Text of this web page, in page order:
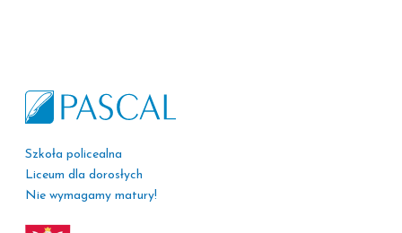
Szkoła policealna
Liceum dla dorosłych
Nie wymagamy matury!